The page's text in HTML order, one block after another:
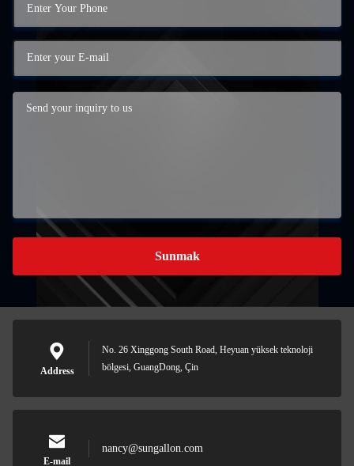
Sunmak
Address
No. 26 Xinggong South Road, Heyuan yüksek teknoloji
bölgesi, GuangDong, Çin
E-mail
nancy@sungallon.com